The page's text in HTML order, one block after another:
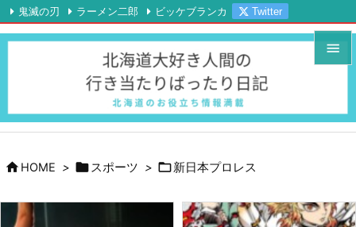



鬼滅の刃 ラーメン二郎 ビッケブランカ
Twitter
Instagram
YouTube RSS Feedly
 HOME > スポーツ > 新日本プロレス